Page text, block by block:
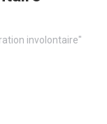
involontaire"